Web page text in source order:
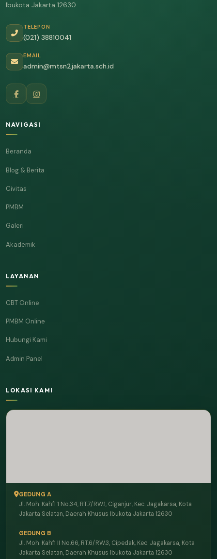
Ibukota Jakarta 12630
TELEPON
(021) 38810041
EMAIL
admin@mtsn2jakarta.sch.id
NAVIGASI
Beranda
Blog & Berita
Civitas
PMBM
Galeri
Akademik
LAYANAN
CBT Online
PMBM Online
Hubungi Kami
Admin Panel
LOKASI KAMI
GEDUNG A
Jl. Moh. Kahfi 1 No.34, RT.7/RW.1, Ciganjur, Kec. Jagakarsa, Kota
Jakarta Selatan, Daerah Khusus Ibukota Jakarta 12630
GEDUNG B
Jl. Moh. Kahfi II No.66, RT.6/RW.3, Cipedak, Kec. Jagakarsa, Kota
Jakarta Selatan, Daerah Khusus Ibukota Jakarta 12630